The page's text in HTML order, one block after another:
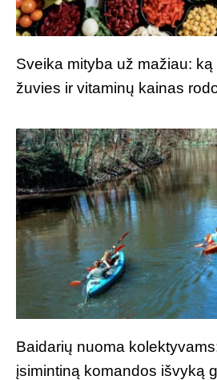
Sveika mityba už mažiau:
žuvies ir vitaminų kainas
Baidarių nuoma
įsimintiną komandos išvyką